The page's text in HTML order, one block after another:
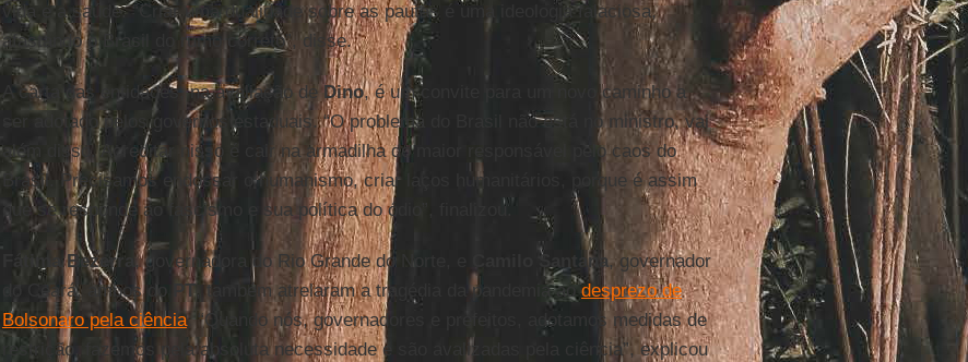
vida e a saúde. “Criar uma dualidade sobre as pautas é uma ideologia falaciosa,
afastando o Brasil do rumo correto”, disse.
A carta das entidades, na avaliação de Dino, é um convite para um novo caminho a
ser adotado pelos governos estaduais. “O problema do Brasil não está no ministro, vai
além disso. Acreditar nisso é cair na armadilha do maior responsável pelo caos do
Brasil. Precisamos endossar o humanismo, criar laços humanitários, porque é assim
que se responde ao fascismo e sua política do ódio”, finalizou.
Fátima Bezerra , governadora do Rio Grande do Norte, e Santana, governador
do Ceará, ambos do
PT, também atrelaram a tragédia da pandemia aodesprezo de
Bolsonaro pela ciência. “Quando nós, governadores e prefeitos, adotamos medidas de
restrição, fazemos pela absoluta necessidade e são avalizadas pela ciência”, explicou